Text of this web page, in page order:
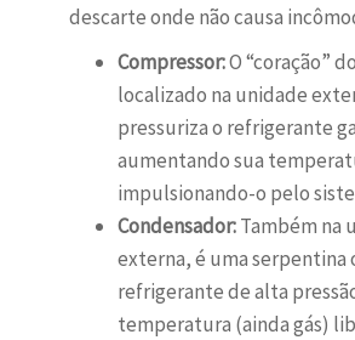
descarte onde não causa
Compressor:O “coração”
localizado na unidade
pressuriza o refrigerante
aumentando sua
impulsionando-o pelo
Condensador:Também na
externa, é uma serpentina
refrigerante de alta
temperatura (ainda gás)